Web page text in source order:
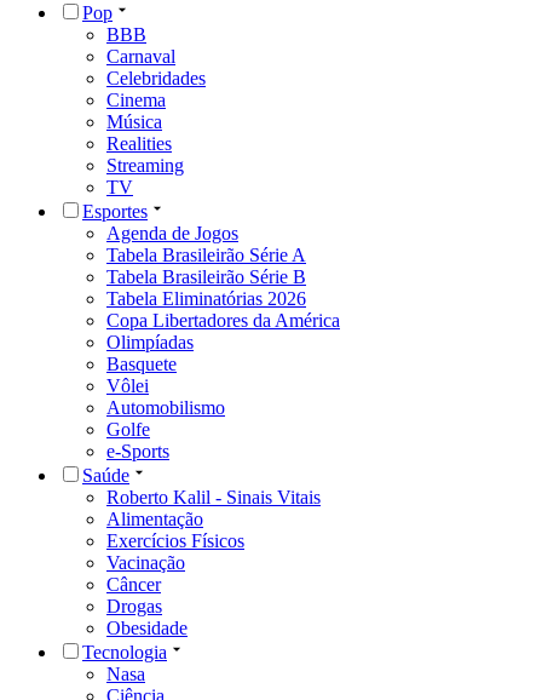
Pop
BBB
Carnaval
Celebridades
Cinema
Música
Realities
Streaming
TV
Esportes
Agenda de Jogos
Tabela Brasileirão Série A
Tabela Brasileirão Série B
Tabela Eliminatórias 2026
Copa Libertadores da América
Olimpíadas
Basquete
Vôlei
Automobilismo
Golfe
e-Sports
Saúde
Roberto Kalil - Sinais Vitais
Alimentação
Exercícios Físicos
Vacinação
Câncer
Drogas
Obesidade
Tecnologia
Nasa
Ciência